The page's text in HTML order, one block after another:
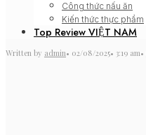
Công thức nấu ăn
Kiến thức thực phẩm
Top Review VIỆT NAM
Written by admin• 02/08/2025• 3:19 am•